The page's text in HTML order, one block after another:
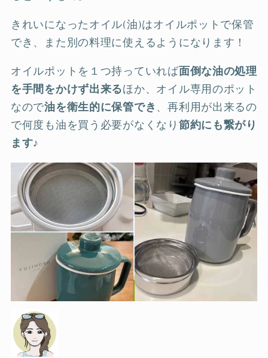
きれいになったオイル(油)はオイルポットで保管
でき、また別の料理に使えるようになります！
オイルポットを１つ持っていれば面倒な油の処理
を手間をかけず出来るほか、オイル専用のポット
なので油を衛生的に保管でき 、再利用が出来るの
で何度も油を買う必要がなくなり 節約にも繋がり
ます♪